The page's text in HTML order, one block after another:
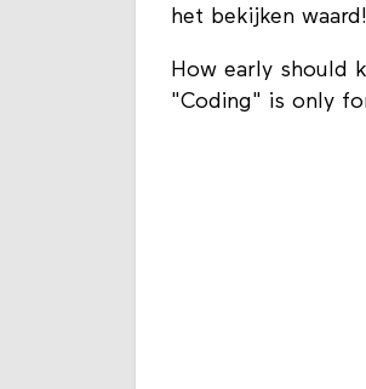
het bekijken waard!
How early should
"Coding" is only